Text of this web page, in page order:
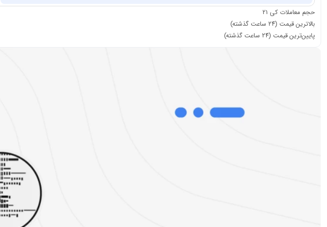
حجم معاملات کی 21
بالاترین قیمت (۲۴ ساعت گذشته)
پایین‌ترین قیمت (۲۴ ساعت گذشته)